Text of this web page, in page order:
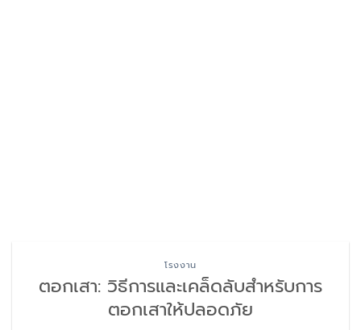
โรงงาน
ตอกเสา: วิธีการและเคล็ดลับสำหรับการ
ตอกเสาให้ปลอดภัย